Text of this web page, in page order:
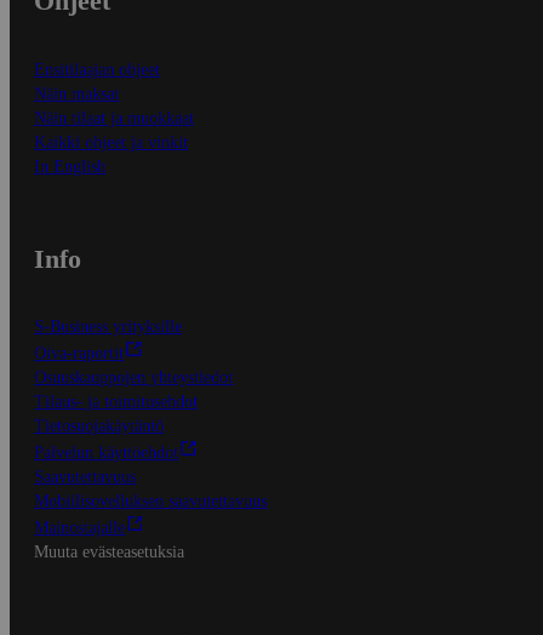
Ensitilaajan ohjeet
Näin maksat
Näin tilaat ja muokkaat
Kaikki ohjeet ja vinkit
In English
Info
S-Business yrityksille
Oiva-raportit
Osuuskauppojen yhteystiedot
Tilaus- ja toimitusehdot
Tietosuojakäytäntö
Palvelun käyttöehdot
Saavutettavuus
Mobiilisovelluksen saavutettavuus
Mainostajalle
Muuta evästeasetuksia